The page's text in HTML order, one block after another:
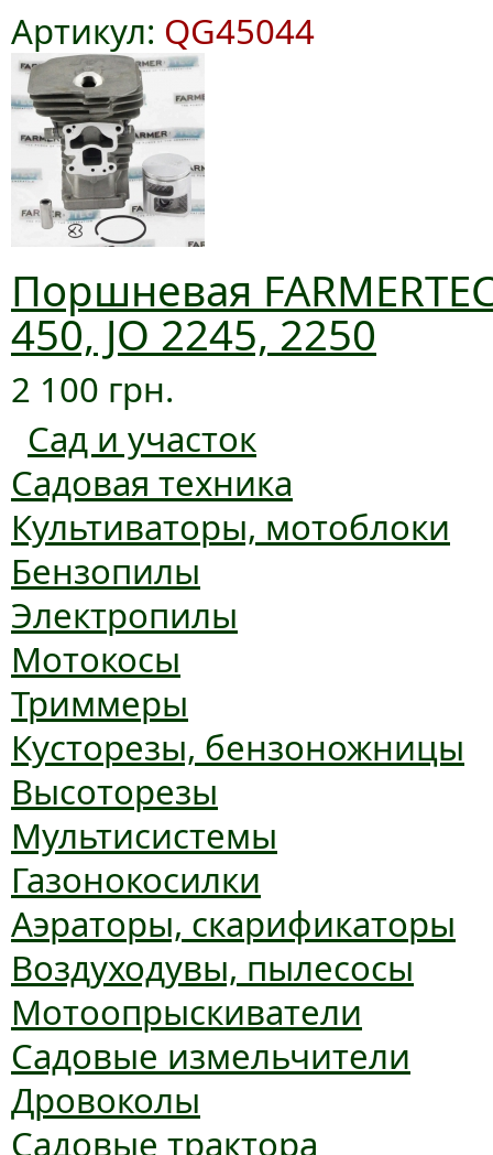
Артикул: QG45044
Поршневая
450, JO 2245, 2250
2 100 грн.
Сад и участок
Садовая техника
Культиваторы, мотоблоки
Бензопилы
Электропилы
Мотокосы
Триммеры
Кусторезы, бензоножницы
Высоторезы
Мультисистемы
Газонокосилки
Аэраторы, скарификаторы
Воздуходувы, пылесосы
Мотоопрыскиватели
Садовые измельчители
Дровоколы
Садовые трактора